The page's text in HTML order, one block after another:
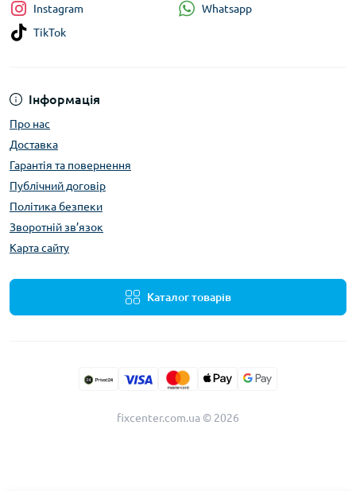
Інформація
Про нас
Доставка
Гарантія та повернення
Публічний договір
Політика безпеки
Зворотній зв’язок
Карта сайту
Каталог товарів
Instagram
TikTok
Whatsapp
fixcenter.com.ua © 2026